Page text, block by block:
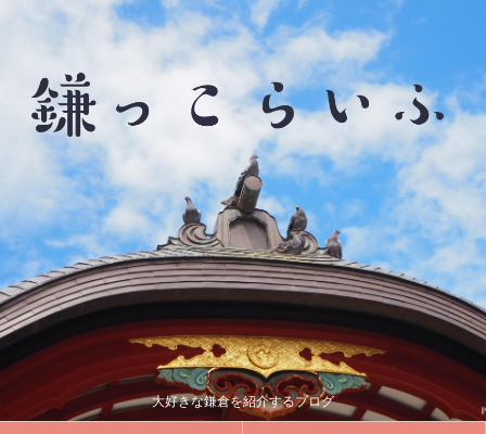
大好きな鎌倉を紹介するブログ